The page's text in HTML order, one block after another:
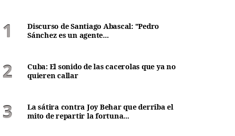
Discurso de Santiago Abascal: "Pedro
Sánchez es un agente...
Cuba: El sonido de las cacerolas que ya no
quieren callar
La sátira contra Joy Behar que derriba el
mito de repartir la fortuna...